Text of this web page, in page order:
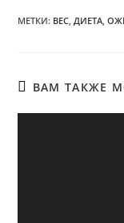
МЕТКИ: ВЕС, ДИЕТА,
ВАМ ТАКЖЕ